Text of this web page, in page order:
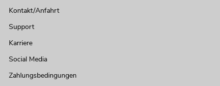
Kontakt/Anfahrt
Support
Karriere
Social Media
Zahlungsbedingungen